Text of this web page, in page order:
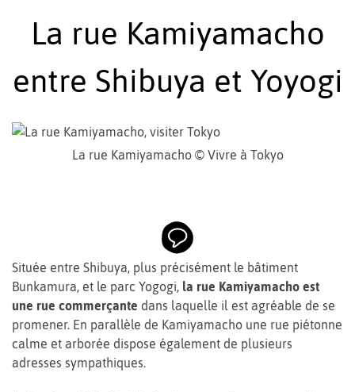
La rue Kamiyamacho
entre Shibuya et Yoyogi
La rue Kamiyamacho © Vivre à Tokyo
Située entre Shibuya, plus précisément le bâtiment
Bunkamura, et le parc Yogogi, la rue Kamiyamacho est
une rue commerçante dans laquelle il est agréable de se
promener. En parallèle de Kamiyamacho une rue piétonne
calme et arborée dispose également de plusieurs
adresses sympathiques.